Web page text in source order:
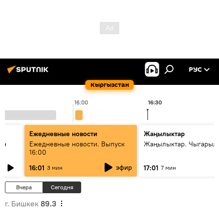
Кыргызстан
РУС
16:00 16:30
Ежедневные новости
Ежедневные новости. Выпуск
16:00
16:01 3 мин эфир
Жаңылыктар
Жаңылыктар.
17:01 7 мин
Вчера Сегодня
г. Бишкек 89.3